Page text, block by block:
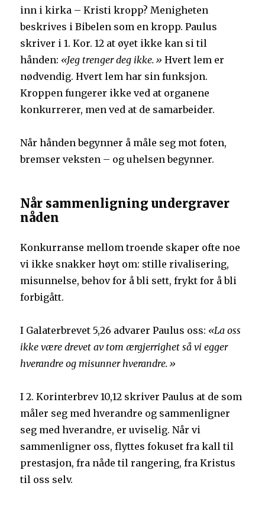
inn i kirka – Kristi kropp? Menigheten
beskrives i Bibelen som en kropp. Paulus
skriver i 1. Kor. 12 at øyet ikke kan si til
hånden: «Jeg trenger deg ikke.»Hvert lem er
nødvendig. Hvert lem har sin funksjon.
Kroppen fungerer ikke ved at organene
konkurrerer, men ved at de samarbeider.
Når hånden begynner å måle seg mot foten,
bremser veksten – og uhelsen begynner.
Når sammenligning undergraver
nåden
Konkurranse mellom troende skaper ofte noe
vi ikke snakker høyt om: stille rivalisering,
misunnelse, behov for å bli sett, frykt for å bli
forbigått.
I Galaterbrevet 5,26 advarer Paulus oss: «La oss
ikke være drevet av tom ærgjerrighet så vi egger
hverandre og misunner hverandre.»
I 2. Korinterbrev 10,12 skriver Paulus at de som
måler seg med hverandre og sammenligner
seg med hverandre, er uviselig. Når vi
sammenligner oss, flyttes fokuset fra kall til
prestasjon, fra nåde til rangering, fra Kristus
til oss selv.